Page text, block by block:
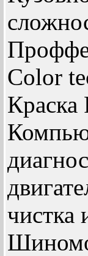
Color
Краска
чистка